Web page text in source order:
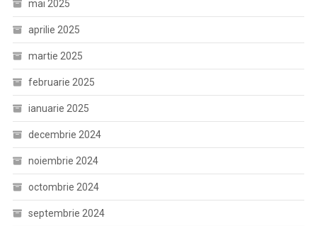
mai 2025
aprilie 2025
martie 2025
februarie 2025
ianuarie 2025
decembrie 2024
noiembrie 2024
octombrie 2024
septembrie 2024